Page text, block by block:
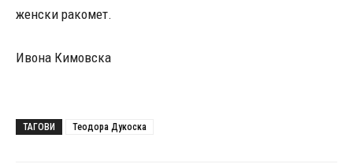
женски ракомет.
Ивона Кимовска
ТАГОВИ Теодора Дукоска